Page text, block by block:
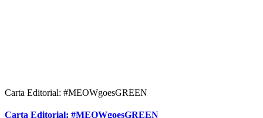
Carta Editorial: #MEOWgoesGREEN
Carta Editorial: #MEOWgoesGREEN